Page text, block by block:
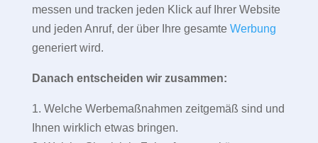
messen und tracken jeden Klick auf Ihrer Website
und jeden Anruf, der über Ihre gesamte Werbung
generiert wird.
Danach entscheiden wir zusammen:
1. Welche Werbemaßnahmen zeitgemäß sind und
Ihnen wirklich etwas bringen.